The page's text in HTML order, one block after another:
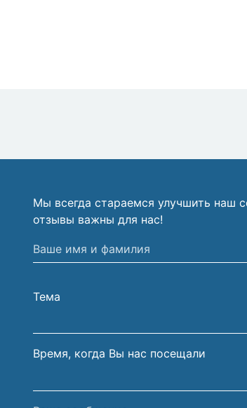
Мы всегда стараемся улучшить
отзывы важны для нас!
Ваше
имя
фамилия
Тема
Время, когда Вы нас посещали